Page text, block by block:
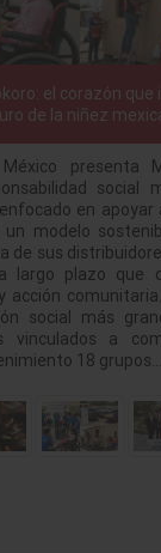
el corazón que
de la niñez
presenta
social
en apoyar
modelo
de sus
largo plazo que
acción
social más
vinculados a
18 grupos…